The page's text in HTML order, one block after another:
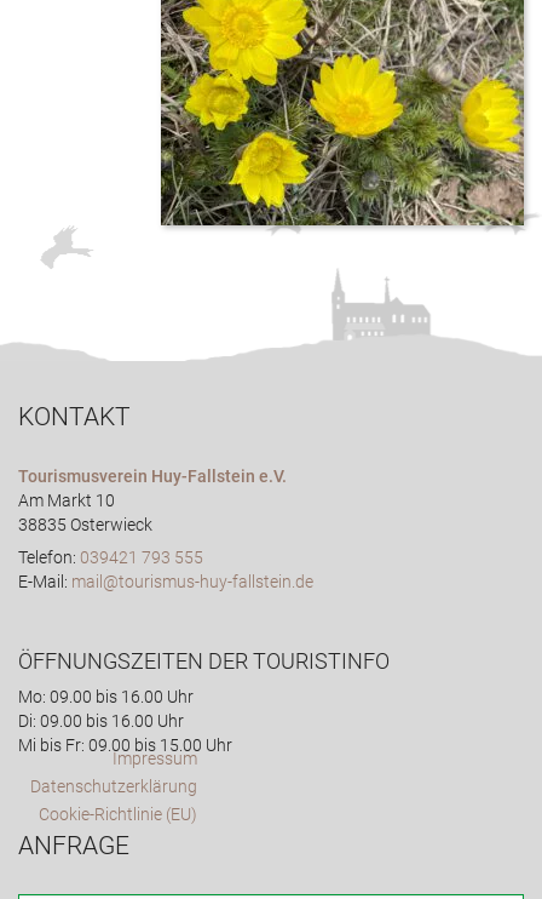
KONTAKT
Tourismusverein Huy-Fallstein e.V.
Am Markt 10
38835 Osterwieck
Telefon: 039421 793 555
E-Mail: mail@tourismus-huy-fallstein.de
ÖFFNUNGSZEITEN DER TOURISTINFO
Mo: 09.00 bis 16.00 Uhr
Di: 09.00 bis 16.00 Uhr
Mi bis Fr: 09.00 bis 15.00 Uhr
Impressum
Datenschutzerklärung
Cookie-Richtlinie (EU)
ANFRAGE